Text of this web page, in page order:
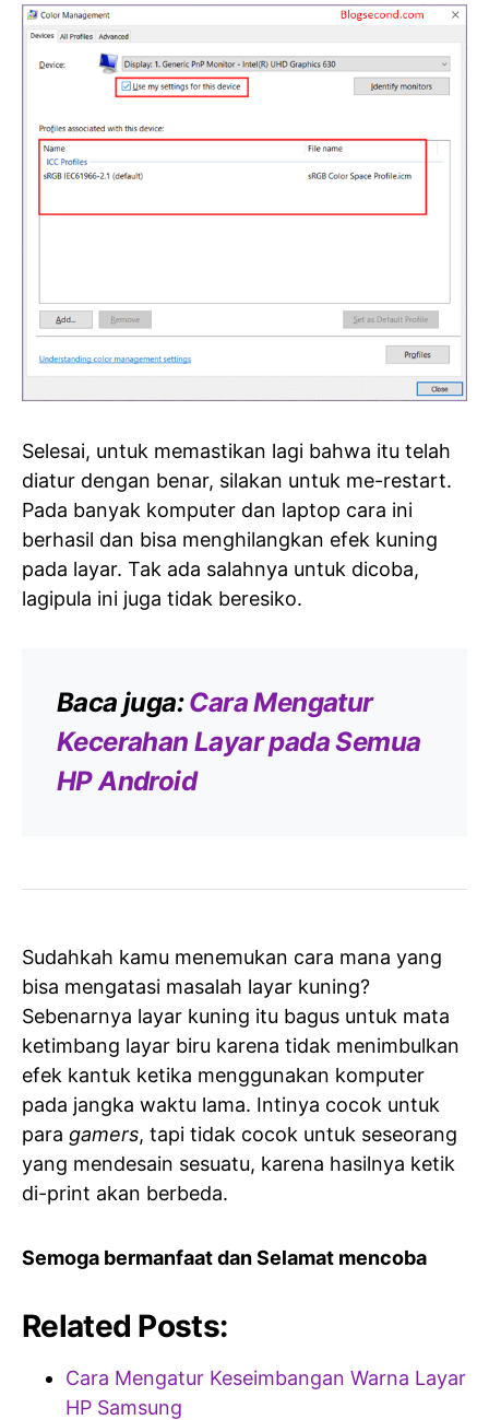
Selesai, untuk memastikan lagi bahwa itu telah
diatur dengan benar, silakan untuk me-restart.
Pada banyak komputer dan laptop cara ini
berhasil dan bisa menghilangkan efek kuning
pada layar. Tak ada salahnya untuk dicoba,
lagipula ini juga tidak beresiko.
Baca juga:Cara Mengatur
Kecerahan Layar pada Semua
HP Android
Sudahkah kamu menemukan cara mana yang
bisa mengatasi masalah layar kuning?
Sebenarnya layar kuning itu bagus untuk mata
ketimbang layar biru karena tidak menimbulkan
efek kantuk ketika menggunakan komputer
pada jangka waktu lama. Intinya cocok untuk
para gamers, tapi tidak cocok untuk seseorang
yang mendesain sesuatu, karena hasilnya ketik
di-print akan berbeda.
Semoga bermanfaat dan Selamat mencoba
Related Posts:
Cara Mengatur Keseimbangan Warna Layar
HP Samsung